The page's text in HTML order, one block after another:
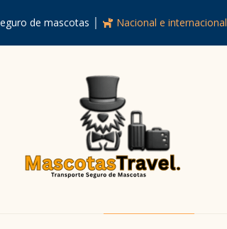
de mascotas │ Nacional e internacional